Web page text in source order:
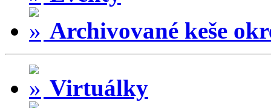
Archivované keše
Virtuálky